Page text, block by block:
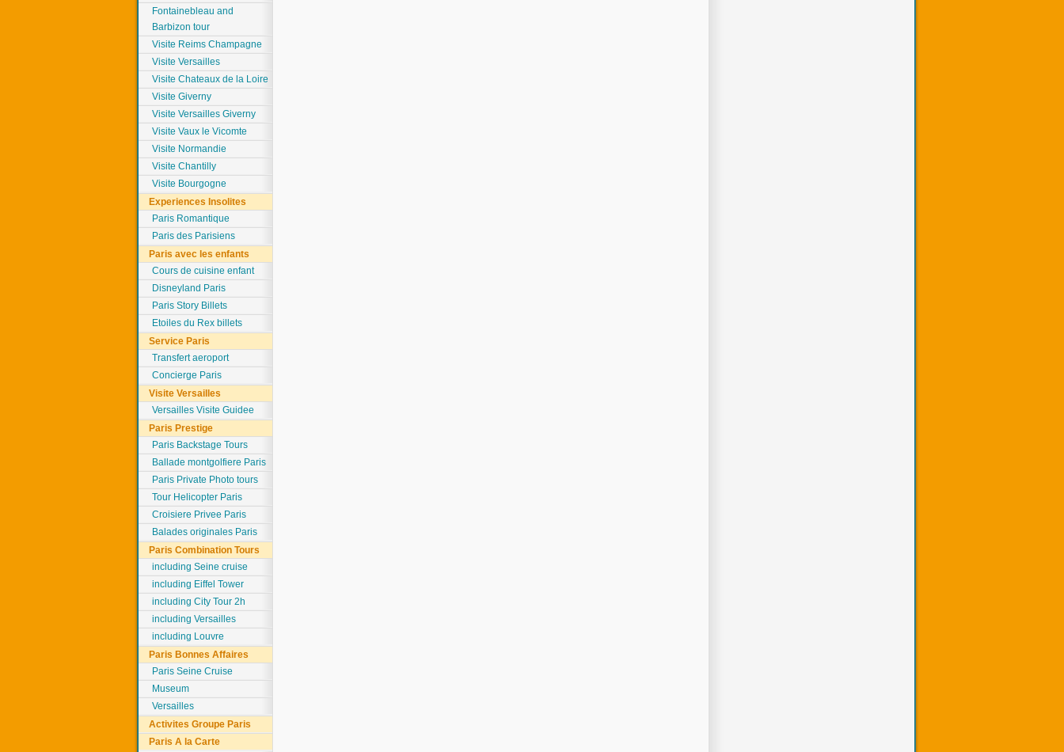
Fontainebleau and
Barbizon tour
Visite Reims Champagne
Visite Versailles
Visite Chateaux de la Loire
Visite Giverny
Visite Versailles Giverny
Visite Vaux le Vicomte
Visite Normandie
Visite Chantilly
Visite Bourgogne
Experiences Insolites
Paris Romantique
Paris des Parisiens
Paris avec les enfants
Cours de cuisine enfant
Disneyland Paris
Paris Story Billets
Etoiles du Rex billets
Service Paris
Transfert aeroport
Concierge Paris
Visite Versailles
Versailles Visite Guidee
Paris Prestige
Paris Backstage Tours
Ballade montgolfiere Paris
Paris Private Photo tours
Tour Helicopter Paris
Croisiere Privee Paris
Balades originales Paris
Paris Combination Tours
including Seine cruise
including Eiffel Tower
including City Tour 2h
including Versailles
including Louvre
Paris Bonnes Affaires
Paris Seine Cruise
Museum
Versailles
Activites Groupe Paris
Paris A la Carte